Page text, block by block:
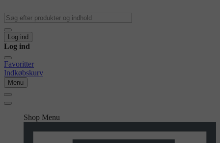
Log ind
Log ind
Favoritter
Indkøbskurv
Menu
Shop Menu